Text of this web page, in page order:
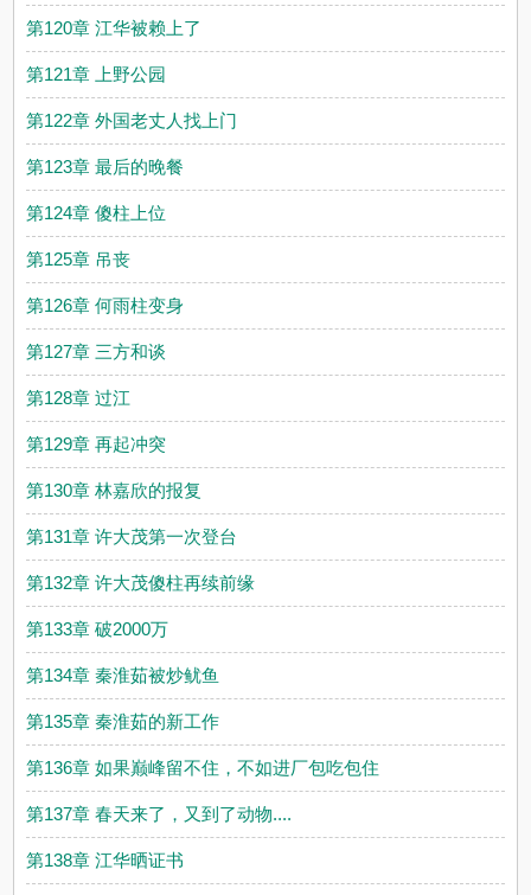
第120章 江华被赖上了
第121章 上野公园
第122章 外国老丈人找上门
第123章 最后的晚餐
第124章 傻柱上位
第125章 吊丧
第126章 何雨柱变身
第127章 三方和谈
第128章 过江
第129章 再起冲突
第130章 林嘉欣的报复
第131章 许大茂第一次登台
第132章 许大茂傻柱再续前缘
第133章 破2000万
第134章 秦淮茹被炒鱿鱼
第135章 秦淮茹的新工作
第136章 如果巅峰留不住，不如进厂包吃包住
第137章 春天来了，又到了动物....
第138章 江华晒证书